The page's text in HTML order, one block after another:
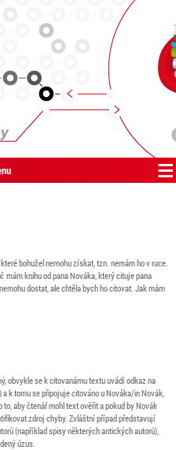
bohužel nemohu získat, tzn. nemám ho v ruce.
mám knihu od pana Nováka, který cituje pana
dostat, ale chtěla bych ho citovat. Jak mám
obvykle se k citovanámu textu uvádí odkaz na
k tomu se připojuje citováno u Nováka/in Novák,
aby čtenář mohl text ověřit a pokud by Novák
zdroj chyby. Zvláštní případ představují
(například spisy některých antických autorů),
úzus.